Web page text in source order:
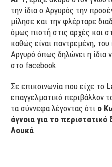
την ίδια ο Αργυρός την
μίλησε και την φλέρταρε
όμως πιστή στις αρχές και
καθώς είναι παντρεμένη, του
Αργυρό όπως δηλώνει η ίδια
στο facebook.
Σε επικοινωνία που είχε το
επαγγελματικό περιβάλλον
τα σύννεφα λέγοντας ότι ο
άγνοια για το
Λουκά.